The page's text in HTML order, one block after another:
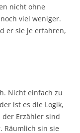
nicht ohne
viel weniger.
er sie je erfahren,
Nicht einfach zu
ist es die Logik,
Erzähler sind
Räumlich sin sie